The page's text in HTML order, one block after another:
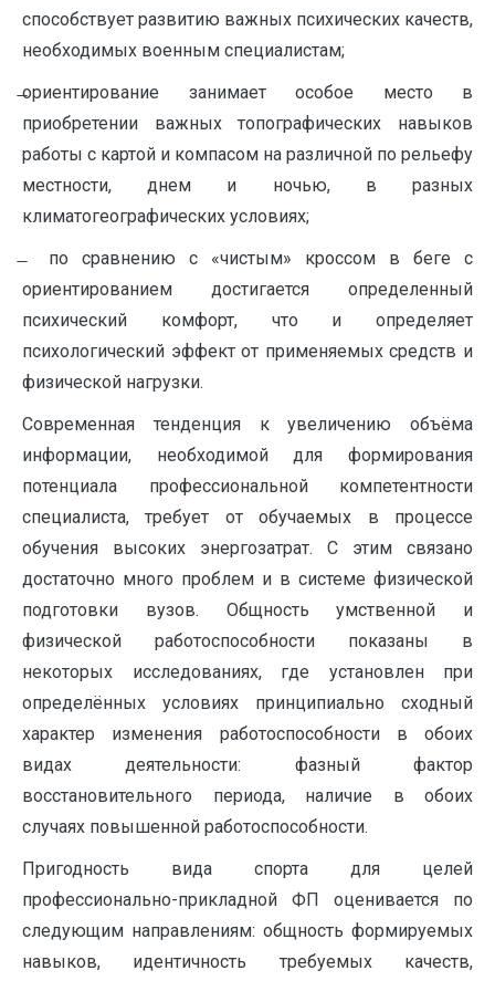
способствует развитию важных психических качеств,
необходимых военным специалистам;
̶ориентирование занимает особое место в
приобретении важных топографических навыков
работы с картой и компасом на различной по рельефу
местности, днем и ночью, в разных
климатогеографических условиях;
̶ по сравнению с «чистым» кроссом в беге с
ориентированием достигается определенный
психический комфорт, что и определяет
психологический эффект от применяемых средств и
физической нагрузки.
Современная тенденция к увеличению объёма
информации, необходимой для формирования
потенциала профессиональной компетентности
специалиста, требует от обучаемых в процессе
обучения высоких энергозатрат. С этим связано
достаточно много проблем и в системе физической
подготовки вузов. Общность умственной и
физической работоспособности показаны в
некоторых исследованиях, где установлен при
определённых условиях принципиально сходный
характер изменения работоспособности в обоих
видах деятельности: фазный фактор
восстановительного периода, наличие в обоих
случаях повышенной работоспособности.
Пригодность вида спорта для целей
профессионально-прикладной ФП оценивается по
следующим направлениям: общность формируемых
навыков, идентичность требуемых качеств,